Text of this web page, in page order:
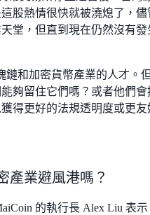
股熱情很快就被澆熄了，儘
堂，但直到現在仍然沒有發
鏈和加密貨幣產業的人才。
夠留住它們嗎？或者他們會
得更好的法規透明度或更友
產業避風港嗎？
的執行長 Alex Liu 表示